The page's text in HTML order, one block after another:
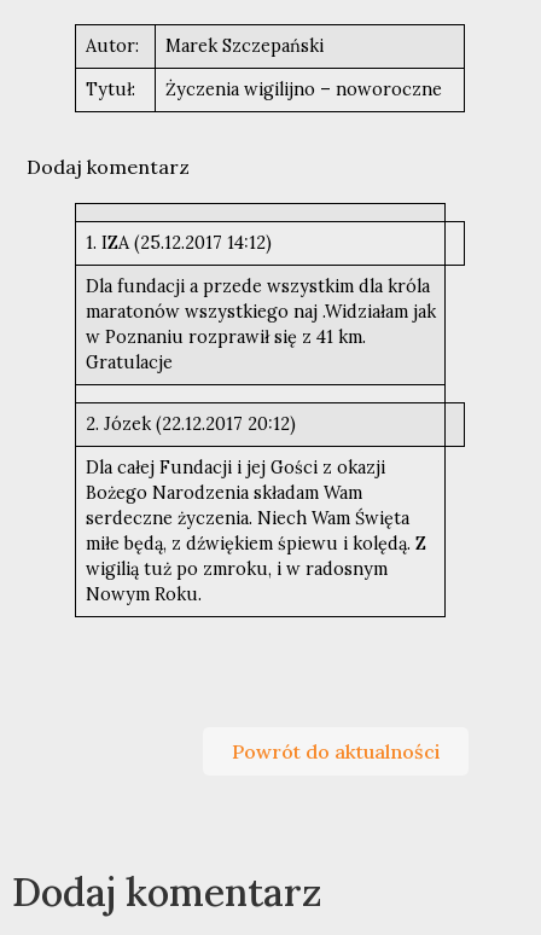
Autor:
Marek Szczepański
Tytuł:
Życzenia wigilijno – noworoczne
Dodaj komentarz
1. IZA (25.12.2017 14:12)
Dla fundacji a przede wszystkim dla króla
maratonów wszystkiego naj .Widziałam jak
w Poznaniu rozprawił się z 41 km.
Gratulacje
2. Józek (22.12.2017 20:12)
Dla całej Fundacji i jej Gości z okazji
Bożego Narodzenia składam Wam
serdeczne życzenia. Niech Wam Święta
miłe będą, z dźwiękiem śpiewu i kolędą. Z
wigilią tuż po zmroku, i w radosnym
Nowym Roku.
Powrót do aktualności
Dodaj komentarz